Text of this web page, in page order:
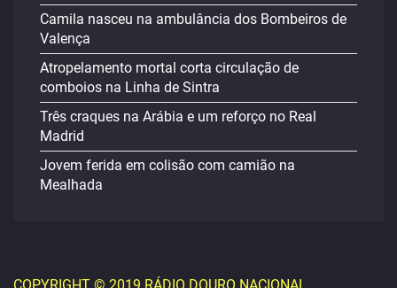
Camila nasceu na ambulância dos Bombeiros de
Valença
Atropelamento mortal corta circulação de
comboios na Linha de Sintra
Três craques na Arábia e um reforço no Real
Madrid
Jovem ferida em colisão com camião na
Mealhada